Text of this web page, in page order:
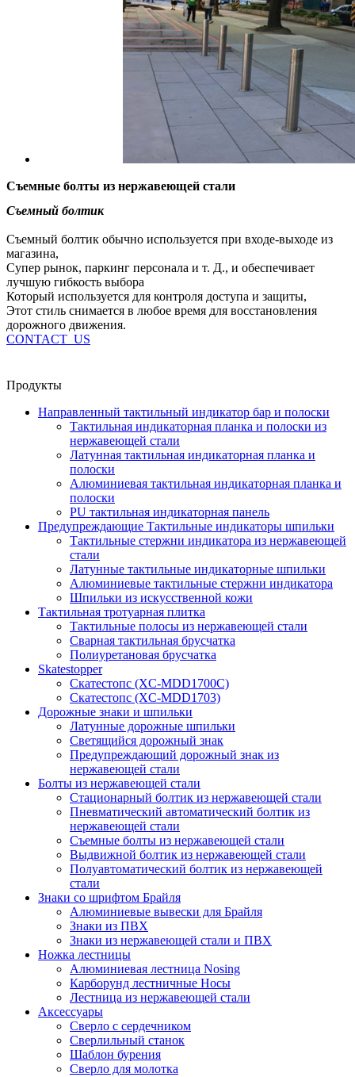
Съемные болты из нержавеющей стали
Съемный болтик
Съемный болтик обычно используется при входе-выходе из
магазина,
Супер рынок, паркинг персонала и т. Д., и обеспечивает
лучшую гибкость выбора
Который используется для контроля доступа и защиты,
Этот стиль снимается в любое время для восстановления
дорожного движения.
CONTACT_US
Продукты
Направленный тактильный индикатор бар и полоски
Тактильная индикаторная планка и полоски из
нержавеющей стали
Латунная тактильная индикаторная планка и
полоски
Алюминиевая тактильная индикаторная планка и
полоски
PU тактильная индикаторная панель
Предупреждающие Тактильные индикаторы шпильки
Тактильные стержни индикатора из нержавеющей
стали
Латунные тактильные индикаторные шпильки
Алюминиевые тактильные стержни индикатора
Шпильки из искусственной кожи
Тактильная тротуарная плитка
Тактильные полосы из нержавеющей стали
Сварная тактильная брусчатка
Полиуретановая брусчатка
Skatestopper
Скатестопс (XC-MDD1700C)
Скатестопс (XC-MDD1703)
Дорожные знаки и шпильки
Латунные дорожные шпильки
Светящийся дорожный знак
Предупреждающий дорожный знак из
нержавеющей стали
Болты из нержавеющей стали
Стационарный болтик из нержавеющей стали
Пневматический автоматический болтик из
нержавеющей стали
Съемные болты из нержавеющей стали
Выдвижной болтик из нержавеющей стали
Полуавтоматический болтик из нержавеющей
стали
Знаки со шрифтом Брайля
Алюминиевые вывески для Брайля
Знаки из ПВХ
Знаки из нержавеющей стали и ПВХ
Ножка лестницы
Алюминиевая лестница Nosing
Карборунд лестничные Носы
Лестница из нержавеющей стали
Аксессуары
Сверло с сердечником
Сверлильный станок
Шаблон бурения
Сверло для молотка